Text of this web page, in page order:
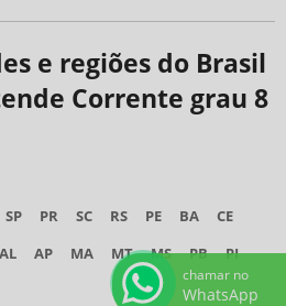
e regiões do Brasil
Corrente grau 8
SP PR SC RS PE BA
CE
AL AP MA MT MS PB
PI
chamar no
WhatsApp